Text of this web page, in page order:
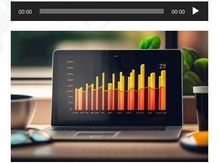
پخش‌کننده
صوت
00:00
00:00